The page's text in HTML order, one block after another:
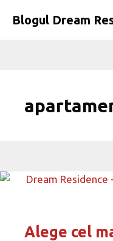
Blogul Dream
Alege cel